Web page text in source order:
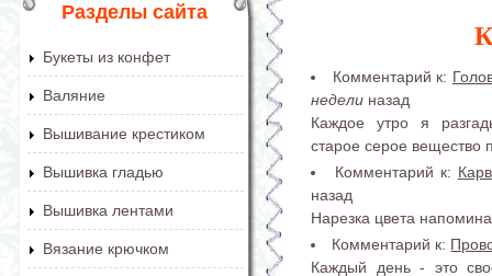
Разделы сайта
Букеты из конфет
Валяние
Вышивание крестиком
Вышивка гладью
Вышивка лентами
Вязание крючком
Комментарий к:
недели назад
Каждое утро я
старое серое вещество
Комментарий к:
назад
Нарезка цвета
Комментарий к:
Каждый день - это